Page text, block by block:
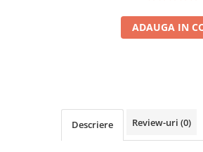
ADAUGA IN
Descriere Review-uri (0)